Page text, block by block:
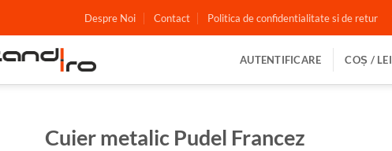
Despre Noi Contact Politica de confidentialitate si de retur
AUTENTIFICARE COȘ / LEI
Cuier metalic Pudel Francez